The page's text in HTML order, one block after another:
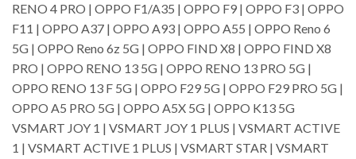
RENO 4 PRO | OPPO F1/A35 | OPPO F9 | OPPO F3 | OPPO
F11 | OPPO A37 | OPPO A93 | OPPO A55 | OPPO Reno 6
5G | OPPO Reno 6z 5G | OPPO FIND X8 | OPPO FIND X8
PRO | OPPO RENO 13 5G | OPPO RENO 13 PRO 5G |
OPPO RENO 13 F 5G | OPPO F29 5G | OPPO F29 PRO 5G |
OPPO A5 PRO 5G | OPPO A5X 5G | OPPO K13 5G
VSMART JOY 1 | VSMART JOY 1 PLUS | VSMART ACTIVE
1 | VSMART ACTIVE 1 PLUS | VSMART STAR | VSMART